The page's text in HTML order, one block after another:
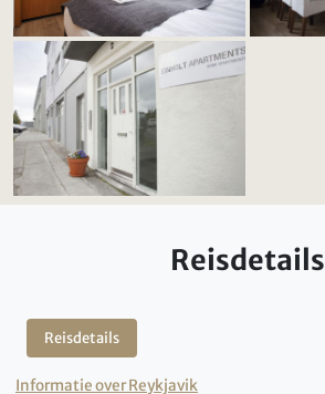
Reisdetails
Reisdetails
Informatie over Reykjavik